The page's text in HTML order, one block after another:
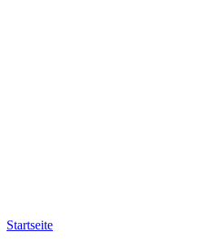
Startseite